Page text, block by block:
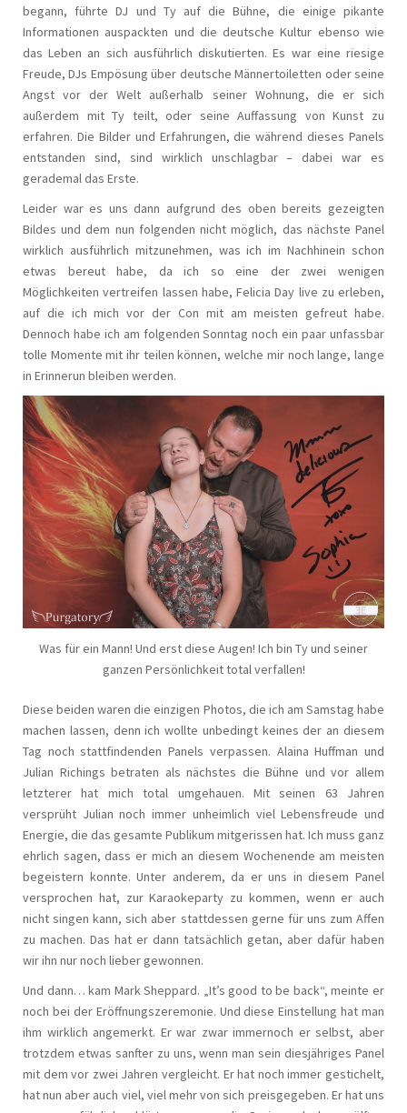
begann, führte DJ und Ty auf die Bühne, die einige pikante
Informationen auspackten und die deutsche Kultur ebenso wie
das Leben an sich ausführlich diskutierten. Es war eine riesige
Freude, DJs Empösung über deutsche Männertoiletten oder seine
Angst vor der Welt außerhalb seiner Wohnung, die er sich
außerdem mit Ty teilt, oder seine Auffassung von Kunst zu
erfahren. Die Bilder und Erfahrungen, die während dieses Panels
entstanden sind, sind wirklich unschlagbar – dabei war es
gerademal das Erste.
Leider war es uns dann aufgrund des oben bereits gezeigten
Bildes und dem nun folgenden nicht möglich, das nächste Panel
wirklich ausführlich mitzunehmen, was ich im Nachhinein schon
etwas bereut habe, da ich so eine der zwei wenigen
Möglichkeiten vertreifen lassen habe, Felicia Day live zu erleben,
auf die ich mich vor der Con mit am meisten gefreut habe.
Dennoch habe ich am folgenden Sonntag noch ein paar unfassbar
tolle Momente mit ihr teilen können, welche mir noch lange, lange
in Erinnerun bleiben werden.
Was für ein Mann! Und erst diese Augen! Ich bin Ty und seiner
ganzen Persönlichkeit total verfallen!
Diese beiden waren die einzigen Photos, die ich am Samstag habe
machen lassen, denn ich wollte unbedingt keines der an diesem
Tag noch stattfindenden Panels verpassen. Alaina Huffman und
Julian Richings betraten als nächstes die Bühne und vor allem
letzterer hat mich total umgehauen. Mit seinen 63 Jahren
versprüht Julian noch immer unheimlich viel Lebensfreude und
Energie, die das gesamte Publikum mitgerissen hat. Ich muss ganz
ehrlich sagen, dass er mich an diesem Wochenende am meisten
begeistern konnte. Unter anderem, da er uns in diesem Panel
versprochen hat, zur Karaokeparty zu kommen, wenn er auch
nicht singen kann, sich aber stattdessen gerne für uns zum Affen
zu machen. Das hat er dann tatsächlich getan, aber dafür haben
wir ihn nur noch lieber gewonnen.
Und dann… kam Mark Sheppard. „It’s good to be back“, meinte er
noch bei der Eröffnungszeremonie. Und diese Einstellung hat man
ihm wirklich angemerkt. Er war zwar immernoch er selbst, aber
trotzdem etwas sanfter zu uns, wenn man sein diesjähriges Panel
mit dem vor zwei Jahren vergleicht. Er hat noch immer gestichelt,
hat nun aber auch viel, viel mehr von sich preisgegeben. Er hat uns